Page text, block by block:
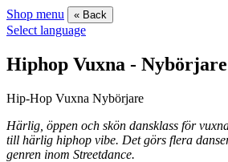
Shop menu « Back
Select language
Hiphop Vuxna - Nybörjare
Hip-Hop Vuxna Nybörjare
Härlig, öppen och skön dansklass för
till härlig hiphop vibe. Det görs flera
genren inom Streetdance.